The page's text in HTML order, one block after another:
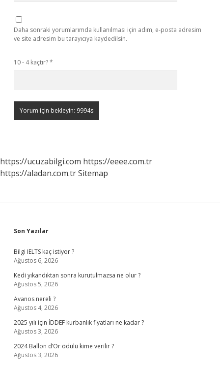
Daha sonraki yorumlarımda kullanılması için adım, e-posta adresim
ve site adresim bu tarayıcıya kaydedilsin.
10 - 4 kaçtır?*
https://ucuzabilgi.com https://eeee.com.tr
https://aladan.com.trSitemap
Sidebar
Son Yazılar
Bilgi IELTS kaç istiyor ?
Ağustos 6, 2026
Kedi yıkandıktan sonra kurutulmazsa ne olur ?
Ağustos 5, 2026
Avanos nereli ?
Ağustos 4, 2026
2025 yılı için İDDEF kurbanlık fiyatları ne kadar ?
Ağustos 3, 2026
2024 Ballon d’Or ödülü kime verilir ?
Ağustos 3, 2026